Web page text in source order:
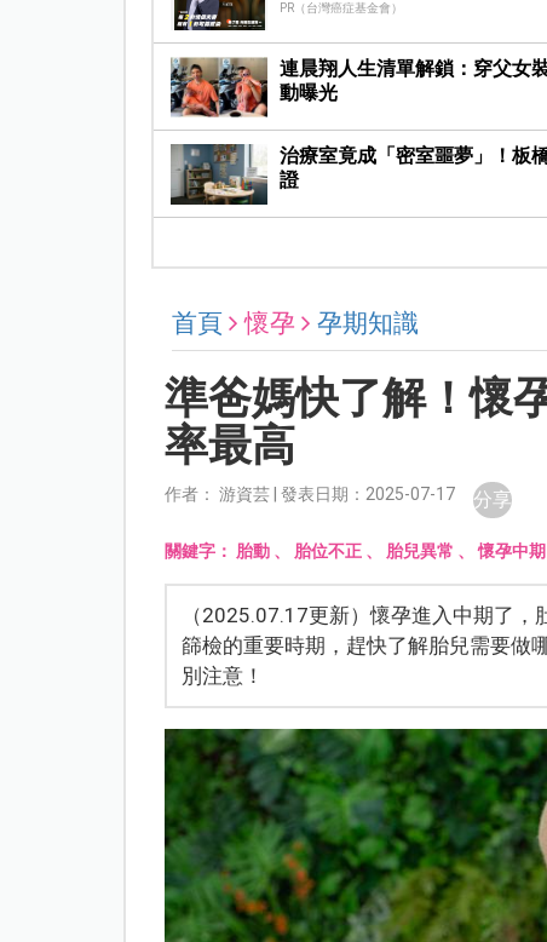
PR（台灣癌症基金會）
連晨翔人生清單解鎖：穿父女
動曝光
治療室竟成「密室噩夢」！板
證
首頁 懷孕 孕期知識
準爸媽快了解！懷
率最高
作者： 游資芸 | 發表日期：2025-07-17 分享
關鍵字： 胎動 、 胎位不正 、 胎兒異常 、懷孕中期
（2025.07.17更新）懷孕進入中期了
篩檢的重要時期，趕快了解胎兒需要做
別注意！